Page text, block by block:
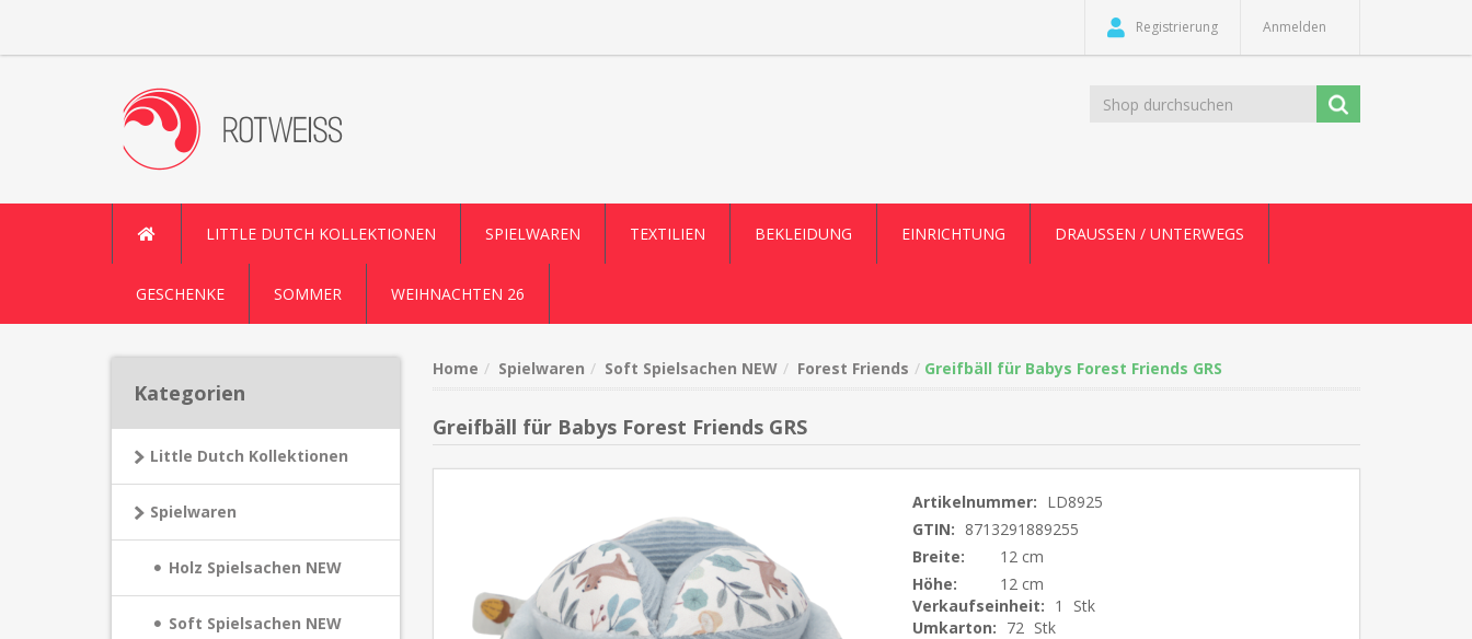
Registrierung Anmelden
LITTLE DUTCH KOLLEKTIONEN SPIELWAREN TEXTILIEN BEKLEIDUNG EINRICHTUNG DRAUSSEN / UNTERWEGS
GESCHENKE SOMMER WEIHNACHTEN 26
Kategorien
Little Dutch Kollektionen
Spielwaren
Holz Spielsachen NEW
Soft Spielsachen NEW
Home Spielwaren Soft Spielsachen NEW Forest Friends Greifbäll für Babys Forest Friends GRS
Greifbäll für Babys Forest Friends GRS
Artikelnummer: LD8925
GTIN: 8713291889255
Breite:
12 cm
Höhe:
12 cm
Verkaufseinheit: 1
Stk
Umkarton: 72 Stk